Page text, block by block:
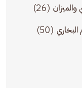
(26)
(50)